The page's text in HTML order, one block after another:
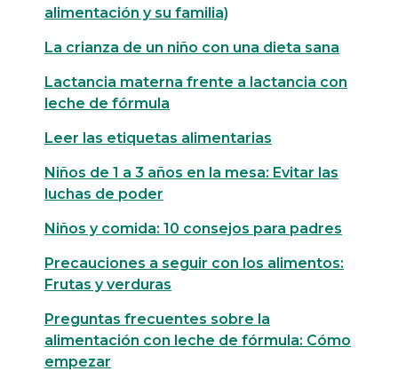
alimentación y su familia)
La crianza de un niño con una dieta sana
Lactancia materna frente a lactancia con
leche de fórmula
Leer las etiquetas alimentarias
Niños de 1 a 3 años en la mesa: Evitar las
luchas de poder
Niños y comida: 10 consejos para padres
Precauciones a seguir con los alimentos:
Frutas y verduras
Preguntas frecuentes sobre la
alimentación con leche de fórmula: Cómo
empezar